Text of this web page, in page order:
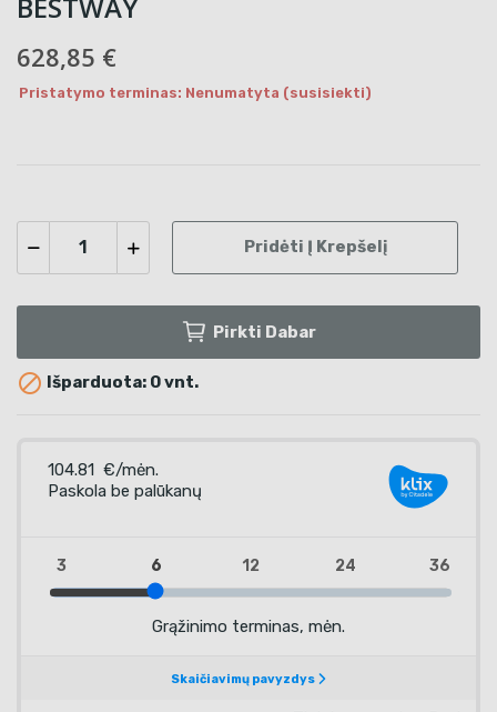
628,85 €
Pristatymo terminas: Nenumatyta (susisiekti)
Pridėti Į Krepšelį
Pirkti Dabar
 Išparduota: 0 vnt.